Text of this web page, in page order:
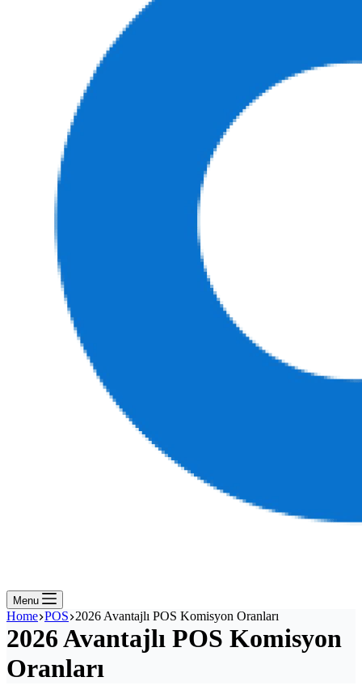
Menu
Home POS 2026 Avantajlı POS Komisyon Oranları
2026 Avantajlı POS Komisyon
Oranları